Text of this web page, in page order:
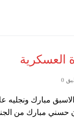
العسكرية
0
مبارك ونجليه
حسني مبارك من